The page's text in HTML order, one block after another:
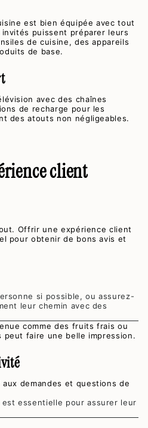
est bien équipée avec tout
puissent préparer leurs
de cuisine, des appareils
de base.
avec des chaînes
de recharge pour les
des atouts non négligeables.
client
Offrir une expérience client
pour obtenir de bons avis et
si possible, ou assurez-
leur chemin avec des
comme des fruits frais ou
peut faire une belle impression.
demandes et questions de
essentielle pour assurer leur